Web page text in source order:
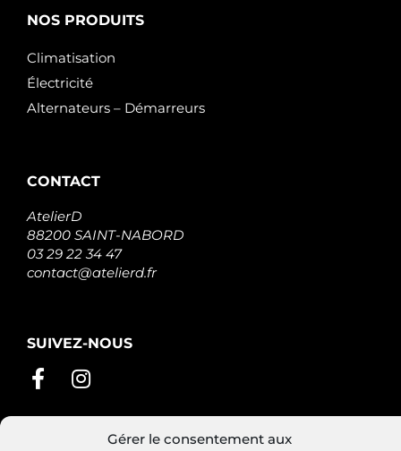
Gérer le consentement aux
NOS PRODUITS
Climatisation
Électricité
Alternateurs – Démarreurs
CONTACT
AtelierD
88200 SAINT-NABORD
03 29 22 34 47
contact@atelierd.fr
SUIVEZ-NOUS